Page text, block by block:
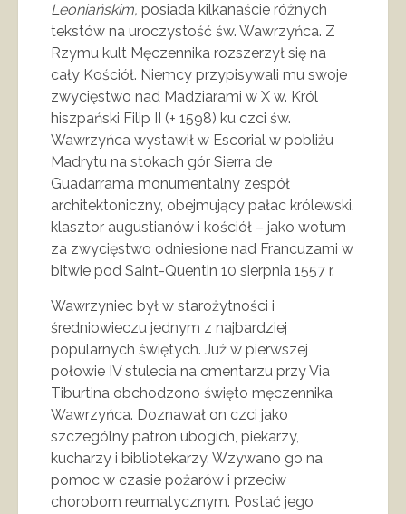
Leoniańskim, posiada kilkanaście różnych
tekstów na uroczystość św. Wawrzyńca. Z
Rzymu kult Męczennika rozszerzył się na
cały Kościół. Niemcy przypisywali mu swoje
zwycięstwo nad Madziarami w X w. Król
hiszpański Filip II (+ 1598) ku czci św.
Wawrzyńca wystawił w Escorial w pobliżu
Madrytu na stokach gór Sierra de
Guadarrama monumentalny zespół
architektoniczny, obejmujący pałac królewski,
klasztor augustianów i kościół – jako wotum
za zwycięstwo odniesione nad Francuzami w
bitwie pod Saint-Quentin 10 sierpnia 1557 r.
Wawrzyniec był w starożytności i
średniowieczu jednym z najbardziej
popularnych świętych. Już w pierwszej
połowie IV stulecia na cmentarzu przy Via
Tiburtina obchodzono święto męczennika
Wawrzyńca. Doznawał on czci jako
szczególny patron ubogich, piekarzy,
kucharzy i bibliotekarzy. Wzywano go na
pomoc w czasie pożarów i przeciw
chorobom reumatycznym. Postać jego